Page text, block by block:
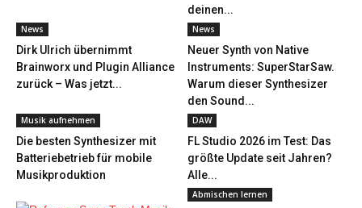
deinen...
News
Dirk Ulrich übernimmt
Brainworx und Plugin Alliance
zurück – Was jetzt...
News
Neuer Synth von Native
Instruments: SuperStarSaw.
Warum dieser Synthesizer
den Sound...
Musik aufnehmen
Die besten Synthesizer mit
Batteriebetrieb für mobile
Musikproduktion
DAW
FL Studio 2026 im Test: Das
größte Update seit Jahren?
Alle...
Abmischen lernen